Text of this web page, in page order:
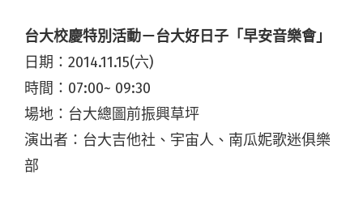
台大校慶特別活動－台大好日子「早安音樂會」
日期：2014.11.15(六)
時間：07:00~ 09:30
場地：台大總圖前振興草坪
演出者：台大吉他社、宇宙人、南瓜妮歌迷俱樂
部